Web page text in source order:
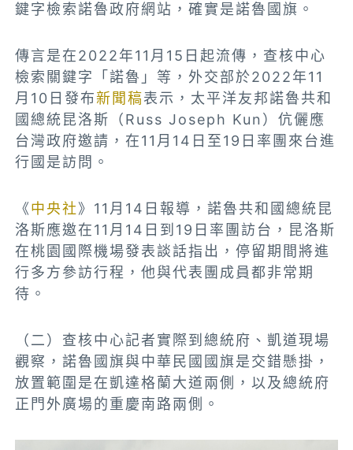
鍵字檢索諾魯政府網站，確實是諾魯國旗。
傳言是在2022年11月15日起流傳，查核中心
檢索關鍵字「諾魯」等，外交部於2022年11
月10日發布新聞稿表示，太平洋友邦諾魯共和
國總統昆洛斯（Russ Joseph Kun）伉儷應
台灣政府邀請，在11月14日至19日率團來台進
行國是訪問。
《中央社》11月14日報導，諾魯共和國總統昆
洛斯應邀在11月14日到19日率團訪台，昆洛斯
在桃園國際機場發表談話指出，停留期間將進
行多方參訪行程，他與代表團成員都非常期
待。
（二） 查核中心記者實際到總統府、凱道現場
觀察，諾魯國旗與中華民國國旗是交錯懸掛，
放置範圍是在凱達格蘭大道兩側，以及總統府
正門外廣場的重慶南路兩側。